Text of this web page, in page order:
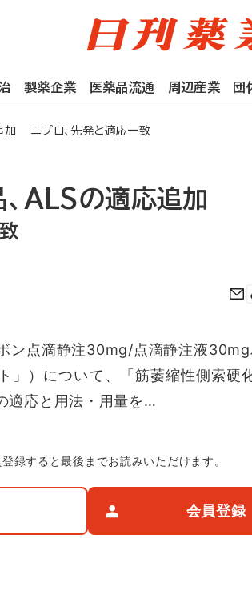
製薬企業 医薬品流通 周辺産業 団
加 ニプロ、先発と適応一致
、ALSの適応追加
ン点滴静注30mg/点滴静注液30mg
」）について、「筋萎縮性側索硬
適応と用法・用量を…
録すると最後までお読みいただけます。
会員登録